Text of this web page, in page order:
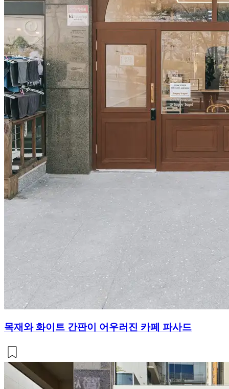
목재와 화이트 간판이 어우러진 카페 파사드